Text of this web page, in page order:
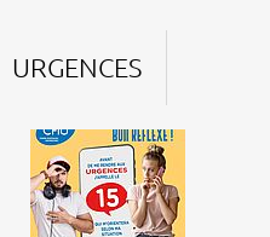
URGENCES